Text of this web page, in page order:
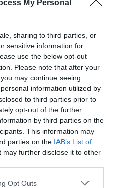
My Personal
sharing to third parties, or
sensitive information for
use the below opt-out
Please note that after your
may continue seeing
information utilized by
to third parties prior to
opt-out of the further
by third parties on the
This information may
parties on the IAB’s List of
may further disclose it to other
uses one or more Google
Opt Outs
η πλατφόρμα
Ενιαία Αίτηση
Οι προθεσμίες